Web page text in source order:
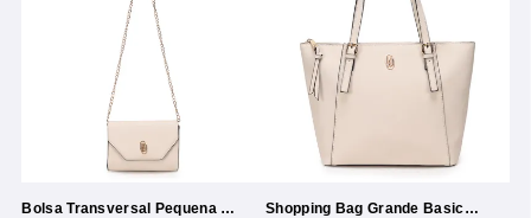
Bolsa Transversal Pequena Com Alca Corrente
Shopping Bag Grande Basica Com Recortes